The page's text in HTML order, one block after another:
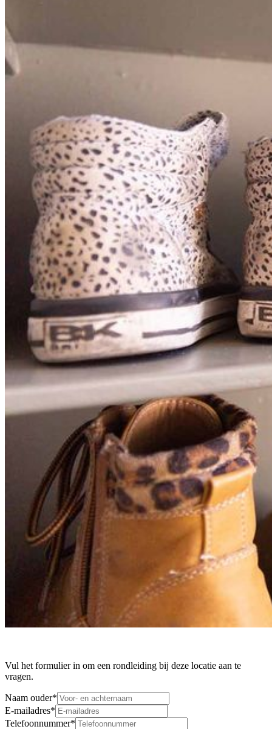
Vul het formulier in om een rondleiding bij deze locatie aan te
vragen.
Naam ouder*
E-mailadres*
Telefoonnummer*